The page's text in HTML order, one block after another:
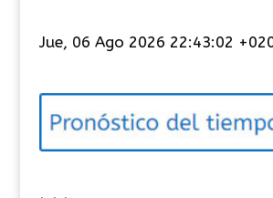
e
o
í
Jue, 06 Ago 2026 22:43:03